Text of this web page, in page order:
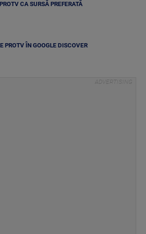
CA SURSĂ PREFERATĂ
PROTV ÎN GOOGLE DISCOVER